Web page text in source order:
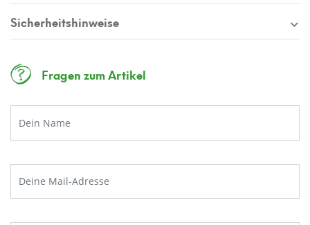
Sicherheitshinweise
Fragen zum Artikel